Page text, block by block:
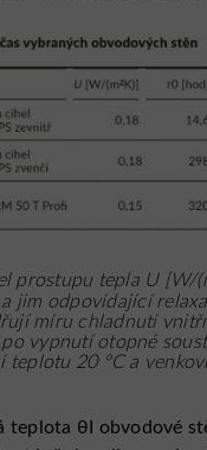
prostupu tepla U [W/
jim odpovídající
míru chladnutí
vypnutí otopné
teplotu 20 °C a
teplota θI obvodové